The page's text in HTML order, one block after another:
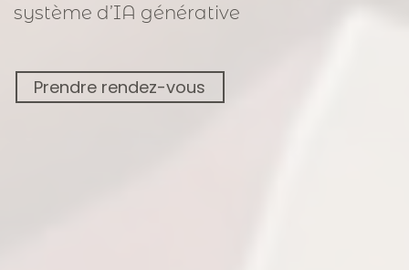
système d’IA générative
Prendre rendez-vous